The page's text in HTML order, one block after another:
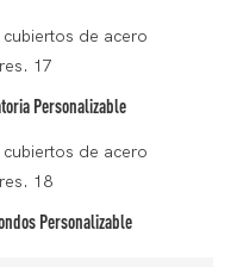
Personalizable
Personalizable